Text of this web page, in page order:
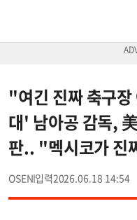
"여긴 진짜 축구
대' 남아공 감독,
판.. "멕시코가 진
OSEN 2026.06.18 14:54